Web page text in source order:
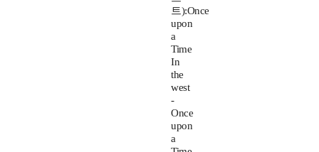
트):Once
upon
a
Time
In
the
west
-
Once
upon
a